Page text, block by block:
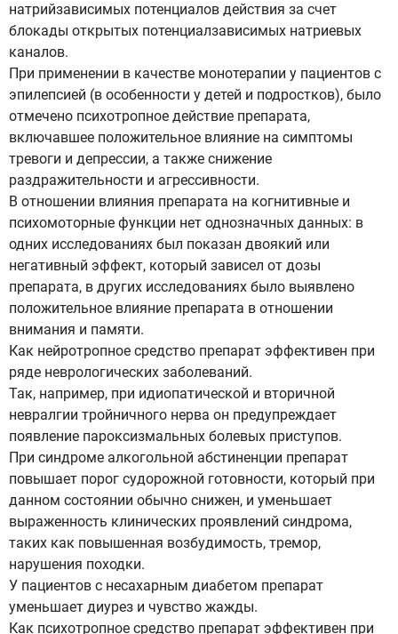
натрийзависимых потенциалов действия за счет
блокады открытых потенциалзависимых натриевых
каналов.
При применении в качестве монотерапии у пациентов с
эпилепсией (в особенности у детей и подростков), было
отмечено психотропное действие препарата,
включавшее положительное влияние на симптомы
тревоги и депрессии, а также снижение
раздражительности и агрессивности.
В отношении влияния препарата на когнитивные и
психомоторные функции нет однозначных данных: в
одних исследованиях был показан двоякий или
негативный эффект, который зависел от дозы
препарата, в других исследованиях было выявлено
положительное влияние препарата в отношении
внимания и памяти.
Как нейротропное средство препарат эффективен при
ряде неврологических заболеваний.
Так, например, при идиопатической и вторичной
невралгии тройничного нерва он предупреждает
появление пароксизмальных болевых приступов.
При синдроме алкогольной абстиненции препарат
повышает порог судорожной готовности, который при
данном состоянии обычно снижен, и уменьшает
выраженность клинических проявлений синдрома,
таких как повышенная возбудимость, тремор,
нарушения походки.
У пациентов с несахарным диабетом препарат
уменьшает диурез и чувство жажды.
Как психотропное средство препарат эффективен при